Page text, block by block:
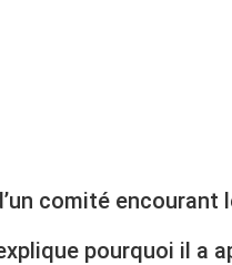
comité
pourquoi il a